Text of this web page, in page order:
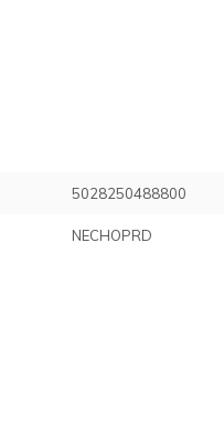
5028250488800
NECHOPRD